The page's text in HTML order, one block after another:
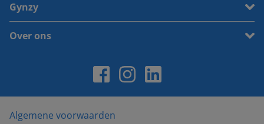
Gynzy
Over ons
Algemene voorwaarden